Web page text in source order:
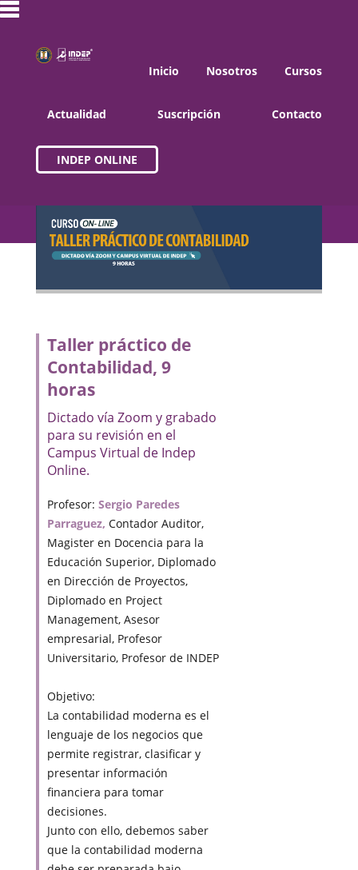
Inicio Nosotros Cursos
Actualidad Suscripción Contacto
INDEP ONLINE
Taller práctico de
Contabilidad, 9
horas
Dictado vía Zoom y grabado
para su revisión en el
Campus Virtual de Indep
Online.
Profesor: Sergio Paredes
Parraguez, Contador Auditor,
Magister en Docencia para la
Educación Superior, Diplomado
en Dirección de Proyectos,
Diplomado en Project
Management, Asesor
empresarial, Profesor
Universitario, Profesor de INDEP
Objetivo:
La contabilidad moderna es el
lenguaje de los negocios que
permite registrar, clasificar y
presentar información
financiera para tomar
decisiones.
Junto con ello, debemos saber
que la contabilidad moderna